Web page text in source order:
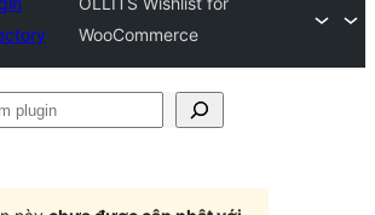
WooCommerce